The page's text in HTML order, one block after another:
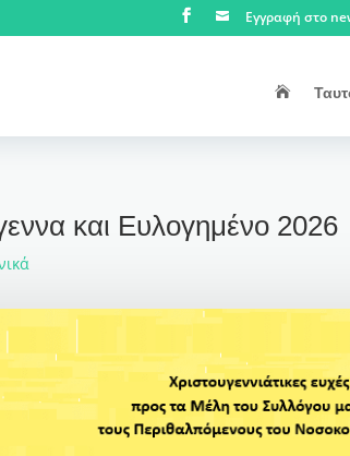
 Εγγραφή στο

και Ευλογημένο 2026